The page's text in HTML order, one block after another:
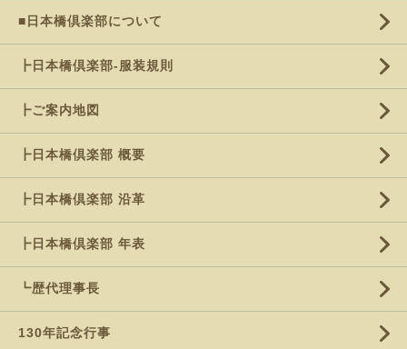
■日本橋倶楽部について
┣日本橋倶楽部-服装規則
┣ご案内地図
┣日本橋倶楽部 概要
┣日本橋倶楽部 沿革
┣日本橋倶楽部 年表
┗歴代理事長
130年記念行事